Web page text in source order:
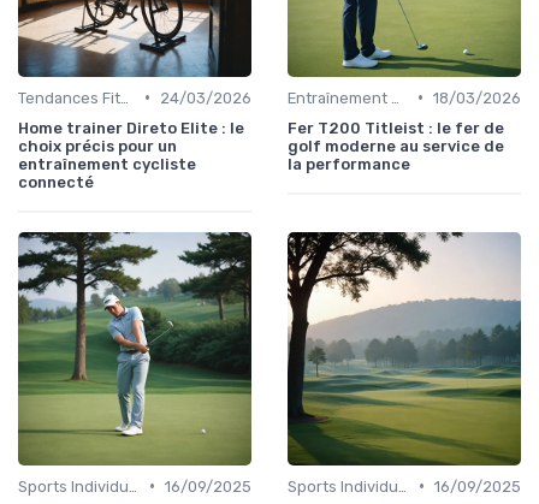
•
24/03/2026
Home trainer Direto Elite : le
choix précis pour un
entraînement cycliste
connecté
• 18/03/2026
Fer T200 Titleist : le fer de
golf moderne au service de
la performance
• 16/09/2025
• 16/09/2025